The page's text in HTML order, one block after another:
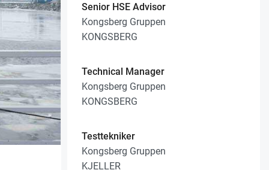
Senior HSE Advisor
Kongsberg Gruppen
KONGSBERG
Technical Manager
Kongsberg Gruppen
KONGSBERG
Testtekniker
Kongsberg Gruppen
KJELLER